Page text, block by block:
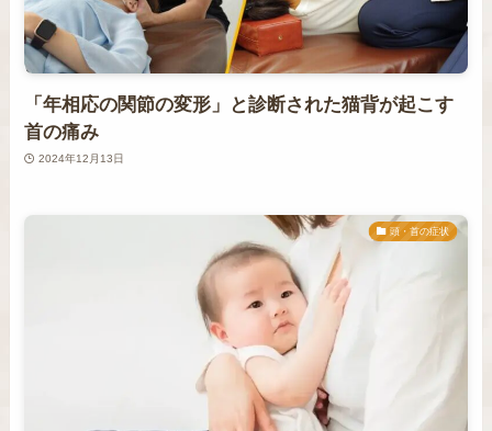
「年相応の関節の変形」と診断された猫背が起こす
首の痛み
2024年12月13日
頭・首の症状